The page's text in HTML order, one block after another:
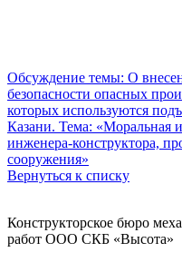
Обсуждение темы: О
безопасности опасных
которых используются
Казани. Тема: «Моральная
инженера-конструктора,
сооружения»
Вернуться к списку
Конструкторское бюро
работ ООО СКБ «Высота»